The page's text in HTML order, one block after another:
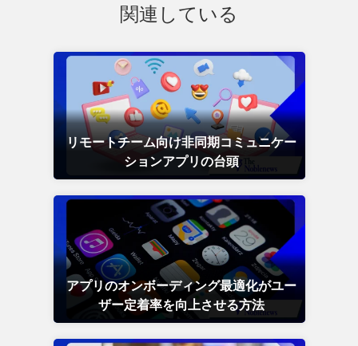
関連している
リモートチーム向け非同期コミュニケー
ションアプリの台頭
アプリのオンボーディング最適化がユー
ザー定着率を向上させる方法